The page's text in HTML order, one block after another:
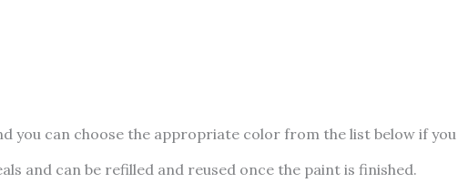
you can choose the appropriate color from the list below if
and can be refilled and reused once the paint is finished.